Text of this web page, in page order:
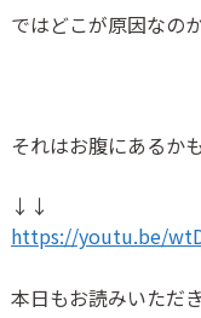
ではどこが原因なの
それはお腹にあるか
↓↓
https://youtu.be/
本日もお読みいただ